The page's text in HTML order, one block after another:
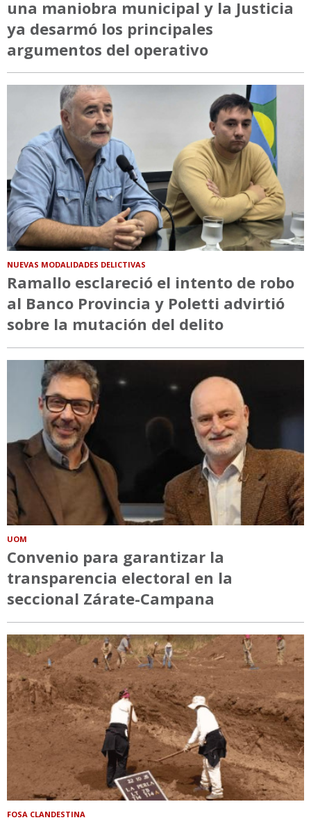
una maniobra municipal y la Justicia
ya desarmó los principales
argumentos del operativo
NUEVAS MODALIDADES DELICTIVAS
Ramallo esclareció el intento de robo
al Banco Provincia y Poletti advirtió
sobre la mutación del delito
UOM
Convenio para garantizar la
transparencia electoral en la
seccional Zárate-Campana
FOSA CLANDESTINA